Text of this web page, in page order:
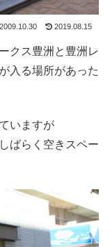
2009.10.30 2019.08.15
クス豊洲と豊洲レ
入る場所があった
いますが
ばらく空きスペー